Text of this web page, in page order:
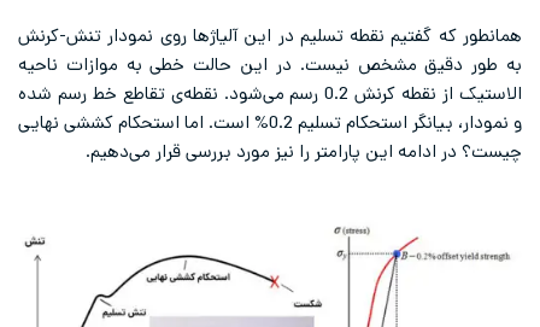
همانطور که گفتیم نقطه تسلیم در این آلیاژها روی نمودار تنش-کرنش
به طور دقیق مشخص نیست. در این حالت خطی به موازات ناحیه
الاستیک از نقطه کرنش 0.2 رسم می‌‌شود. نقطه‌‌ی تقاطع خط رسم شده
و نمودار، بیانگر استحکام تسلیم 0.2% است. اما استحکام کششی نهایی
چیست؟ در ادامه این پارامتر را نیز مورد بررسی قرار می‌دهیم.